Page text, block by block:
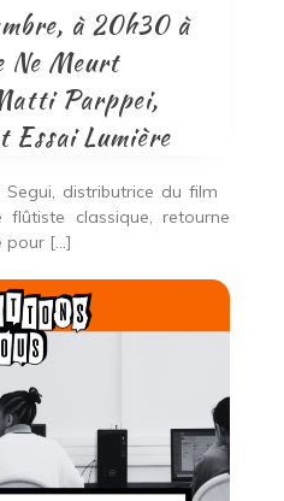
à 20h30 à
Ne Meurt
Parppei,
Essai Lumière
distributrice du film
flûtiste classique, retourne
pour […]